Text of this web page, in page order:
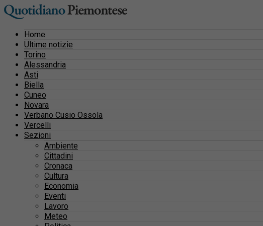
Home
Ultime notizie
Torino
Alessandria
Asti
Biella
Cuneo
Novara
Verbano Cusio Ossola
Vercelli
Sezioni
Ambiente
Cittadini
Cronaca
Cultura
Economia
Eventi
Lavoro
Meteo